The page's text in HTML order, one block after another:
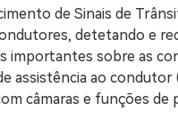
de Sinais de
detetando e
importantes sobre as
assistência ao
câmaras e funções de